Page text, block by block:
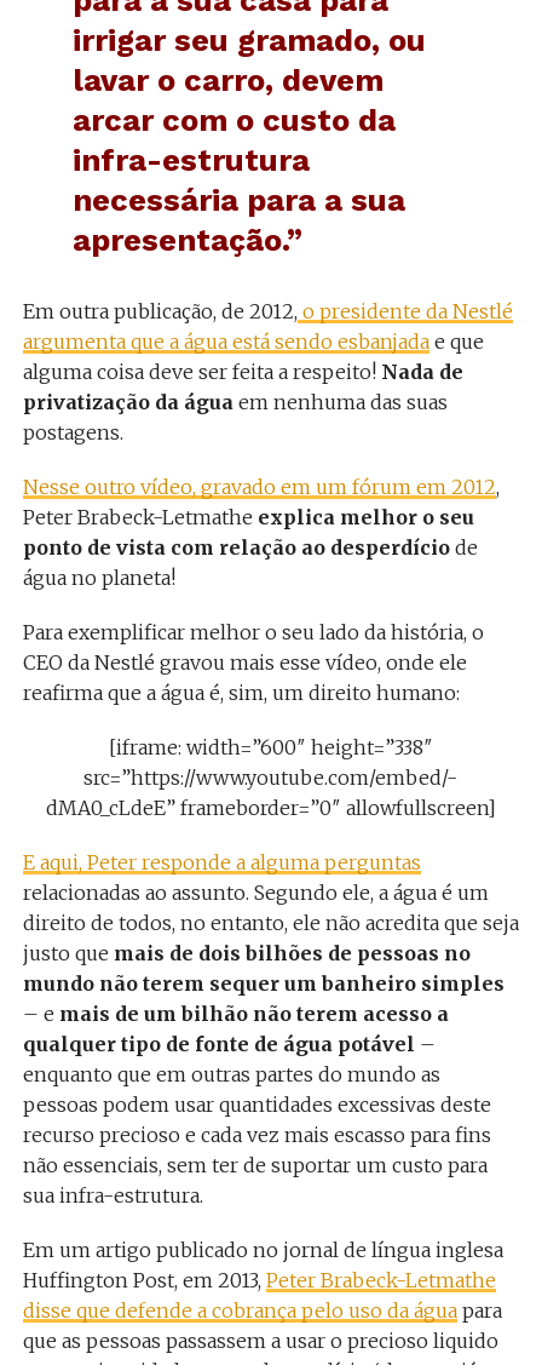
irrigar seu gramado, ou
lavar o carro, devem
arcar com o custo da
infra-estrutura
necessária para a sua
apresentação.”
Em outra publicação, de 2012, o presidente da Nestlé
argumenta que a água está sendo esbanjadae que
alguma coisa deve ser feita a respeito! Nada de
privatização da água em nenhuma das suas
postagens.
Nesse outro vídeo, gravado em um fórum em 2012,
Peter Brabeck-Letmathe explica melhor o seu
ponto de vista com relação ao desperdíciode
água no planeta!
Para exemplificar melhor o seu lado da história, o
CEO da Nestlé gravou mais esse vídeo, onde ele
reafirma que a água é, sim, um direito humano:
[iframe: width=”600″ height=”338″
src=”https://www.youtube.com/embed/-
dMA0_cLdeE” frameborder=”0″ allowfullscreen]
E aqui, Peter responde a alguma perguntas
relacionadas ao assunto. Segundo ele, a água é um
direito de todos, no entanto, ele não acredita que seja
justo que mais de dois bilhões de pessoas no
mundo não terem sequer um banheiro simples
– e mais de um bilhão não terem acesso a
qualquer tipo de fonte de água potável –
enquanto que em outras partes do mundo as
pessoas podem usar quantidades excessivas deste
recurso precioso e cada vez mais escasso para fins
não essenciais, sem ter de suportar um custo para
sua infra-estrutura.
Em um artigo publicado no jornal de língua inglesa
Huffington Post, em 2013, Peter Brabeck-Letmathe
disse que defende a cobrança pelo uso da águapara
que as pessoas passassem a usar o precioso liquido